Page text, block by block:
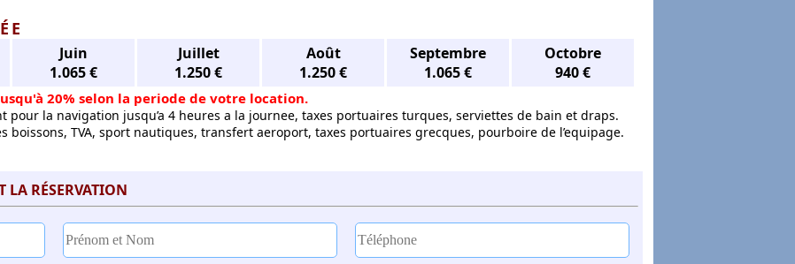
Juin
1.065 €
Juillet
1.250 €
Août
1.250 €
Septembre
1.065 €
Octobre
940 €
20% selon la periode de votre location.
pour la navigation jusqu’a 4 heures a la journee, taxes portuaires turques, serviettes de bain et draps.
boissons, TVA, sport nautiques, transfert aeroport, taxes portuaires grecques, pourboire de l’equipage.
RÉSERVATION